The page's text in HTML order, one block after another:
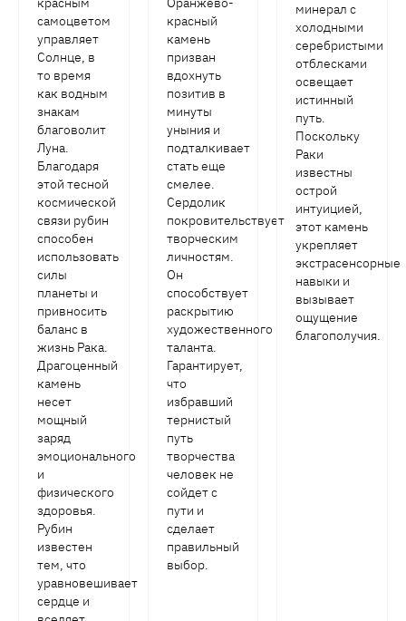
самоцветом
управляет
Солнце, в
то время
как водным
знакам
благоволит
Луна.
Благодаря
этой тесной
космической
связи рубин
способен
использовать
силы
планеты и
привносить
баланс в
жизнь Рака.
Драгоценный
камень
несет
мощный
заряд
эмоционального
и
физического
здоровья.
Рубин
известен
тем, что
уравновешивает
сердце и
красный
камень
призван
вдохнуть
позитив в
минуты
уныния и
подталкивает
стать еще
смелее.
Сердолик
покровительствует
творческим
личностям.
Он
способствует
раскрытию
художественного
таланта.
Гарантирует,
что
избравший
тернистый
путь
творчества
человек не
сойдет с
пути и
сделает
правильный
выбор.
минерал с
холодными
серебристыми
отблесками
освещает
истинный
путь.
Поскольку
Раки
известны
острой
интуицией,
этот камень
укрепляет
экстрасенсорные
навыки и
вызывает
ощущение
благополучия.